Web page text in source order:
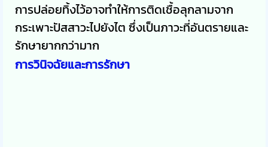
การปล่อยทิ้งไว้อาจทำให้การติดเชื้อลุกลามจาก
กระเพาะปัสสาวะไปยังไต ซึ่งเป็นภาวะที่อันตรายและ
รักษายากกว่ามาก
การวินิจฉัยและการรักษา